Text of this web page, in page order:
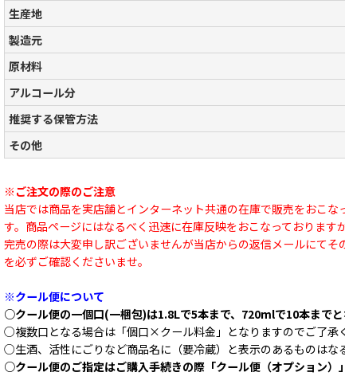
生産地
製造元
原材料
アルコール分
推奨する保管方法
その他
※ご注文の際のご注意
当店では商品を実店舗とインターネット共通の在庫で販売をおこ
す。商品ページにはなるべく迅速に在庫反映をおこなっております
完売の際は大変申し訳ございませんが当店からの返信メールにて
を必ずご確認くださいませ。
※クール便について
○クール便の一個口(一梱包)は1.8Lで5本まで、720mlで10本までと
○複数口となる場合は「個口×クール料金」となりますのでご了承
○生酒、活性にごりなど商品名に（要冷蔵）と表示のあるものはな
○クール便のご指定はご購入手続きの際「クール便（オプション）